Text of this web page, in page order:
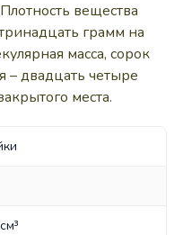
вещества
грамм на
масса, сорок
– двадцать четыре
места.